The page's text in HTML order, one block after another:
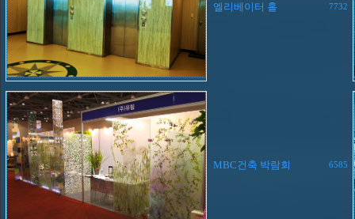
엘리베이터 홀 7732
MBC건축 박람회 6585